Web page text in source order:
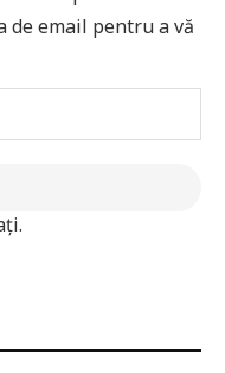
de email pentru a vă